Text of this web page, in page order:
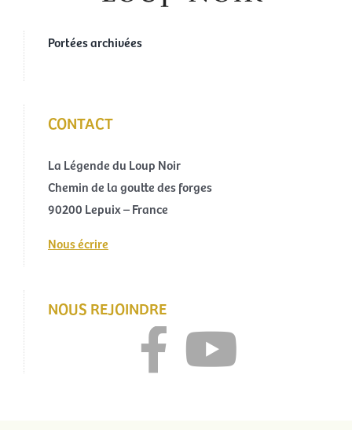
Portées archivées
CONTACT
La Légende du Loup Noir
Chemin de la goutte des forges
90200 Lepuix – France
Nous écrire
NOUS REJOINDRE